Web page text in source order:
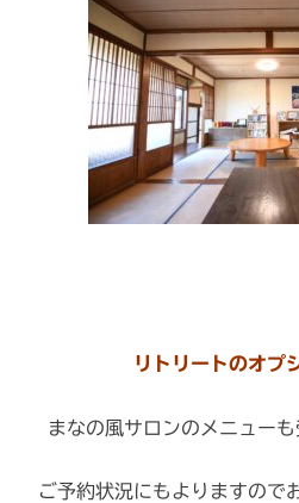
リトリートのオプ
まなの風サロンのメニューも
ご予約状況にもよりますので